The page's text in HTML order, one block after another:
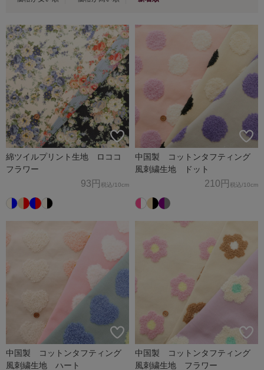
綿ツイルプリント生地 ロココ
フラワー
93円 税込/10cm
中国製 コットンタフティング
風刺繍生地 ドット
210円 税込/10cm
中国製 コットンタフティング
風刺繍生地 ハート
中国製 コットンタフティング
風刺繍生地 フラワー